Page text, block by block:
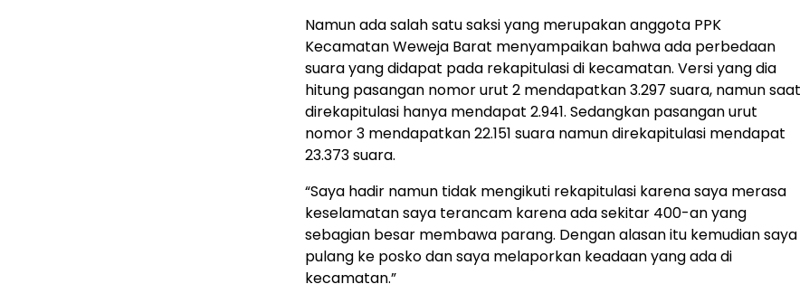
Namun ada salah satu saksi yang merupakan anggota PPK
Kecamatan Weweja Barat menyampaikan bahwa ada perbedaan
suara yang didapat pada rekapitulasi di kecamatan. Versi yang dia
hitung pasangan nomor urut 2 mendapatkan 3.297 suara, namun saat
direkapitulasi hanya mendapat 2.941. Sedangkan pasangan urut
nomor 3 mendapatkan 22.151 suara namun direkapitulasi mendapat
23.373 suara.
“Saya hadir namun tidak mengikuti rekapitulasi karena saya merasa
keselamatan saya terancam karena ada sekitar 400-an yang
sebagian besar membawa parang. Dengan alasan itu kemudian saya
pulang ke posko dan saya melaporkan keadaan yang ada di
kecamatan.”